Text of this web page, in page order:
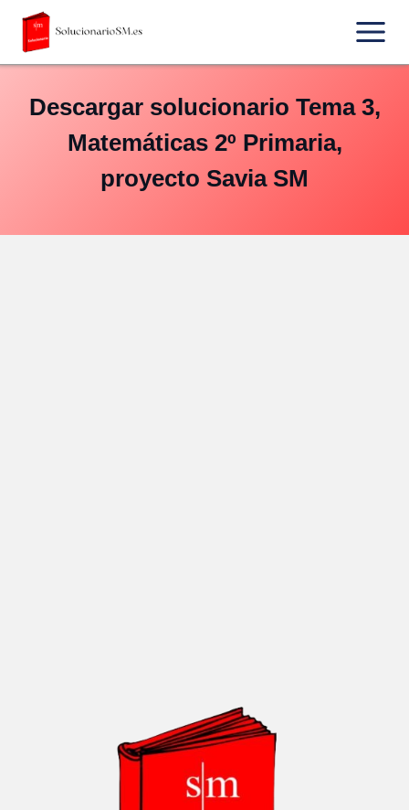
Saltar
contenido
Descargar solucionario Tema 3,
Matemáticas 2º Primaria,
proyecto Savia SM